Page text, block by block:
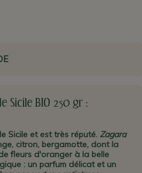
Sicile BIO 250 gr :
Sicile et est très réputé. Zagara
citron, bergamotte, dont la
fleurs d'oranger à la belle
: un parfum délicat et un